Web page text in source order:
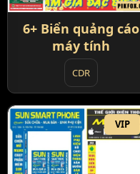
6+ Biển quảng cáo
máy tính
CDR
VIP